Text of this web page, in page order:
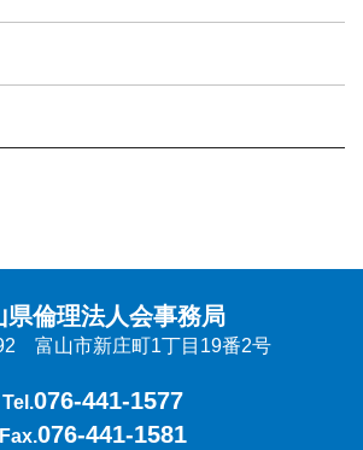
県倫理法人会事務局
富山市新庄町1丁目19番2号
Tel.076-441-1577
Fax.076-441-1581